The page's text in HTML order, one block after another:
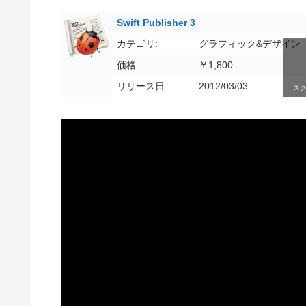
Swift Publisher 3
カテゴリ:
グラフィック&デザイン
価格:
￥1,800
リリース日:
2012/03/03 ス